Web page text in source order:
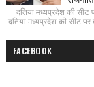
दतिया मध्यप्रदेश की सीट
दतिया मध्यप्रदेश की सीट पर
FACEBOOK